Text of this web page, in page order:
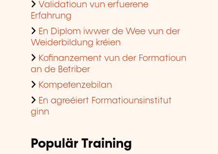
Validatioun vun erfuerene
Erfahrung
En Diplom iwwer de Wee vun der
Weiderbildung kréien
Kofinanzement vun der Formatioun
an de Betriber
Kompetenzebilan
En agreéiert Formatiounsinstitut
ginn
Populär Training